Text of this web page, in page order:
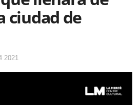
ciudad de
2021